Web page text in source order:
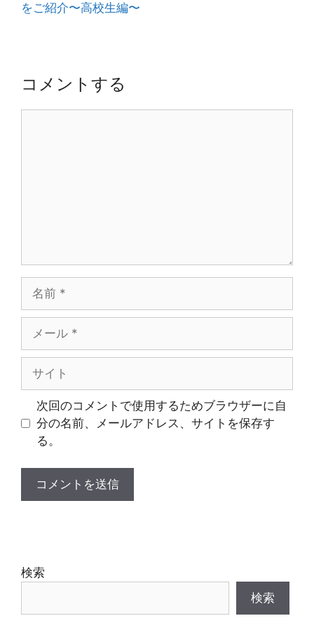
ゲ
ン
をご紹介〜高校生編〜
コメントする
ル
次回のコメントで使用するためブラウザーに自
分の名前、メールアドレス、サイトを保存す
る。
検索
検索